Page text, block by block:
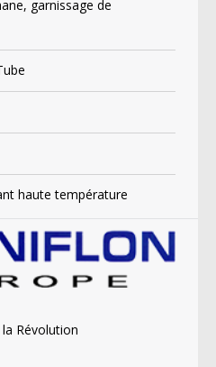
garnissage de
haute température
Révolution